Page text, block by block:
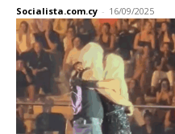
Socialista.com.cy - 16/09/2025